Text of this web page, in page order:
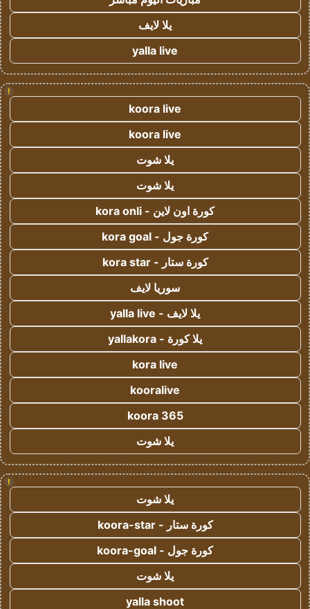
يلا لايف
yalla live
!
koora live
koora live
يلا شوت
يلا شوت
كورة اون لاين - kora onli
كورة جول - kora goal
كورة ستار - kora star
سوريا لايف
يلا لايف - yalla live
يلا كورة - yallakora
kora live
kooralive
koora 365
يلا شوت
!
يلا شوت
كورة ستار - koora-star
كورة جول - koora-goal
يلا شوت
yalla shoot